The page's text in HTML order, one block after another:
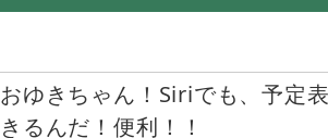
おゆきちゃん！Siriでも、予定
きるんだ！便利！！